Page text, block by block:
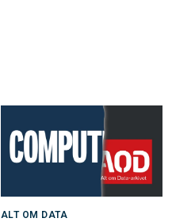
ALT OM DATA